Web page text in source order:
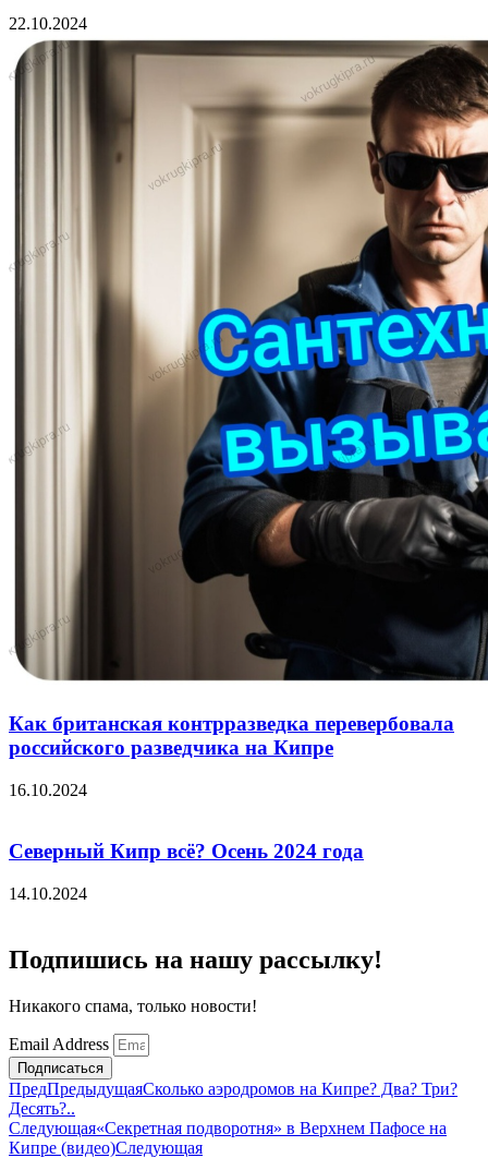
22.10.2024
Как британская контрразведка перевербовала
российского разведчика на Кипре
16.10.2024
Северный Кипр всё? Осень 2024 года
14.10.2024
Подпишись на нашу рассылку!
Никакого спама, только новости!
Email Address
Подписаться
ПредПредыдущаяСколько аэродромов на Кипре? Два? Три?
Десять?..
Следующая«Секретная подворотня» в Верхнем Пафосе на
Кипре (видео)Следующая